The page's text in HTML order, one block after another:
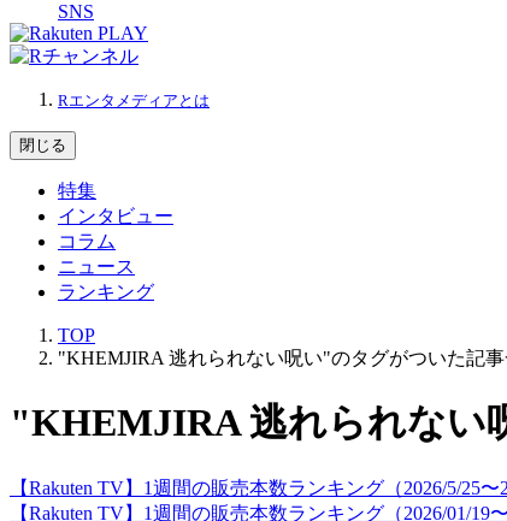
SNS
Rエンタメディアとは
閉じる
特集
インタビュー
コラム
ニュース
ランキング
TOP
"KHEMJIRA 逃れられない呪い"のタグがついた記
"KHEMJIRA 逃れられない
【Rakuten TV】1週間の販売本数ランキング（2026/5/25〜
【Rakuten TV】1週間の販売本数ランキング（2026/01/19〜